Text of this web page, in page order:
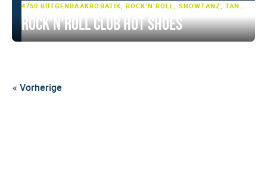
4750 BÜTGENBACH
Rock’n’Roll Club Hot Shoes
« Vorherige